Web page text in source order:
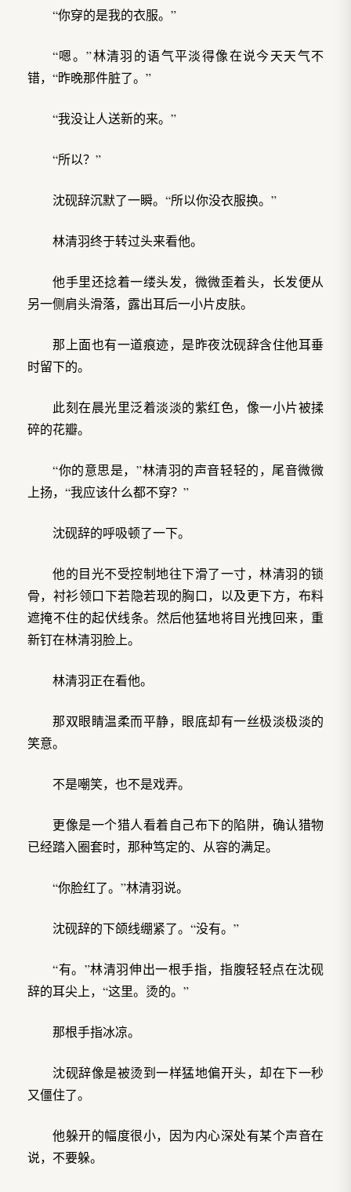
“你穿的是我的衣服。”
“嗯。”林清羽的语气平淡得像在说今天天气不
错，“昨晚那件脏了。”
“我没让人送新的来。”
“所以？”
沈砚辞沉默了一瞬。“所以你没衣服换。”
林清羽终于转过头来看他。
他手里还捻着一缕头发，微微歪着头，长发便从
另一侧肩头滑落，露出耳后一小片皮肤。
那上面也有一道痕迹，是昨夜沈砚辞含住他耳垂
时留下的。
此刻在晨光里泛着淡淡的紫红色，像一小片被揉
碎的花瓣。
“你的意思是，”林清羽的声音轻轻的，尾音微微
上扬，“我应该什么都不穿？”
沈砚辞的呼吸顿了一下。
他的目光不受控制地往下滑了一寸，林清羽的锁
骨，衬衫领口下若隐若现的胸口，以及更下方，布料
遮掩不住的起伏线条。然后他猛地将目光拽回来，重
新钉在林清羽脸上。
林清羽正在看他。
那双眼睛温柔而平静，眼底却有一丝极淡极淡的
笑意。
不是嘲笑，也不是戏弄。
更像是一个猎人看着自己布下的陷阱，确认猎物
已经踏入圈套时，那种笃定的、从容的满足。
“你脸红了。”林清羽说。
沈砚辞的下颌线绷紧了。“没有。”
“有。”林清羽伸出一根手指，指腹轻轻点在沈砚
辞的耳尖上，“这里。烫的。”
那根手指冰凉。
沈砚辞像是被烫到一样猛地偏开头，却在下一秒
又僵住了。
他躲开的幅度很小，因为内心深处有某个声音在
说，不要躲。